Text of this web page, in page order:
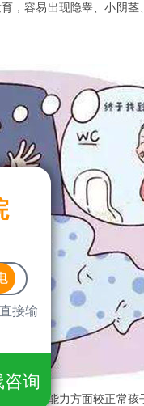
，容易出现隐睾、小阴
逻辑能力方面较正常孩
接输
咨询